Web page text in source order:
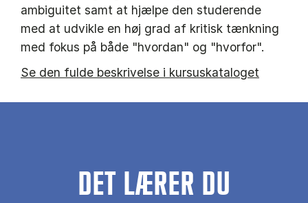
ambiguitet samt at hjælpe den studerende
med at udvikle en høj grad af kritisk tænkning
med fokus på både "hvordan" og "hvorfor".
Se den fulde beskrivelse i kursuskataloget
DET LÆRER DU